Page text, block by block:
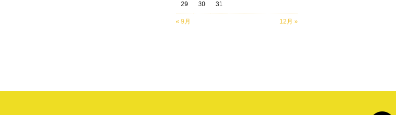
« 9月 12月 »
29 30 31